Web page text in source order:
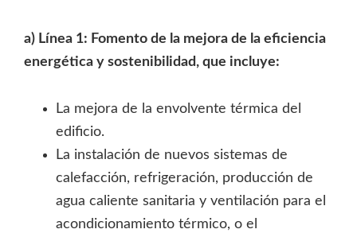
a) Línea 1: Fomento de la mejora de la eficiencia
energética y sostenibilidad, que incluye:
La mejora de la envolvente térmica del
edificio.
La instalación de nuevos sistemas de
calefacción, refrigeración, producción de
agua caliente sanitaria y ventilación para el
acondicionamiento térmico, o el